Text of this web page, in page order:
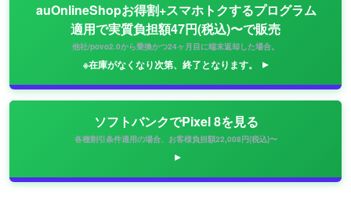
auOnlineShopお得割+スマホトクするプログラム
適用で実質負担額47円(税込)〜で販売
他社/povo2.0から乗換かつ24ヶ月目に端末返却した場合。
※在庫がなくなり次第、終了となります。
ソフトバンクでPixel 8を見る
各種割引条件適用の場合、お客様負担額22,008円(税込)〜